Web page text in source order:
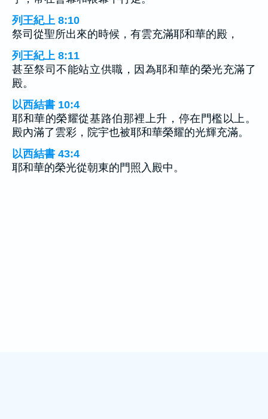
列王紀上 8:10
祭司從聖所出來的時候，有雲充滿耶和華的殿，
列王紀上 8:11
甚至祭司不能站立供職，因為耶和華的榮光充滿了
殿。
以西結書 10:4
耶和華的榮耀從基路伯那裡上升，停在門檻以上。
殿內滿了雲彩，院宇也被耶和華榮耀的光輝充滿。
以西結書 43:4
耶和華的榮光從朝東的門照入殿中。